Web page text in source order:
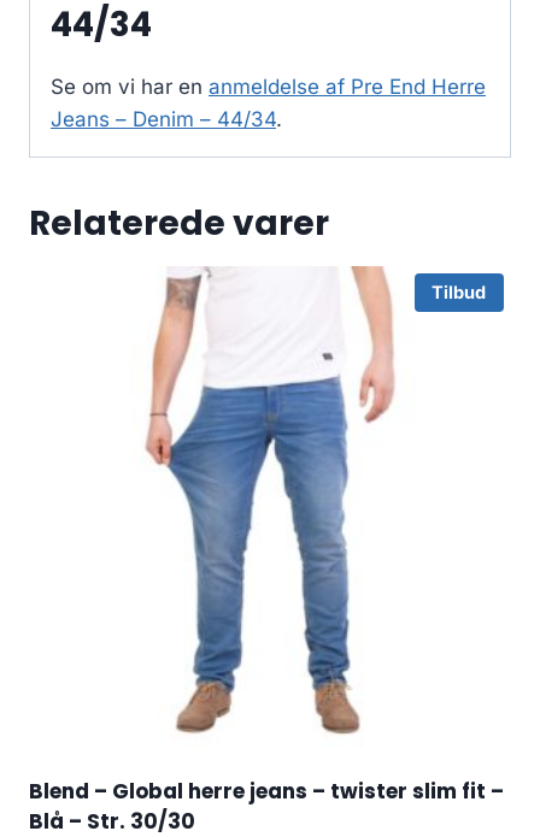
44/34
Se om vi har en anmeldelse af Pre End Herre
Jeans – Denim – 44/34.
Relaterede varer
Tilbud
Blend – Global herre jeans – twister slim fit –
Blå – Str. 30/30